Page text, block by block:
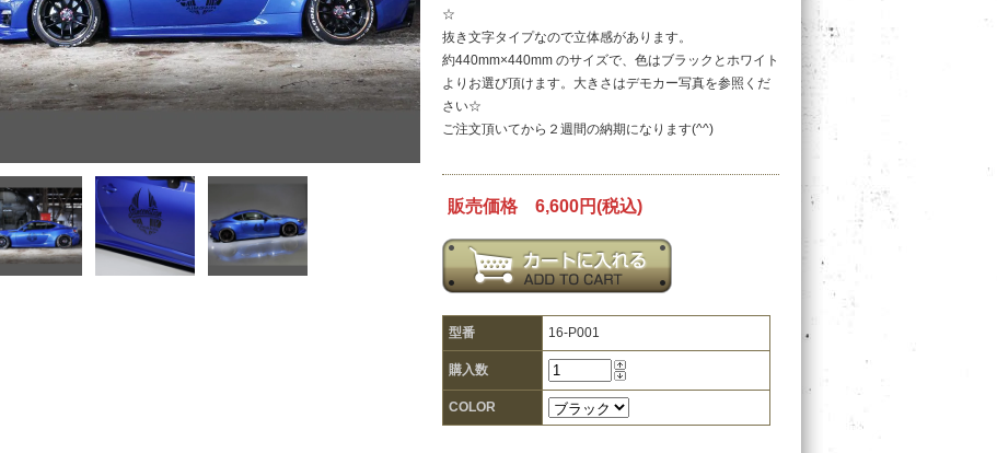
☆
抜き文字タイプなので立体感があります。
約440mm×440mm のサイズで、色はブラックとホワイト
よりお選び頂けます。大きさはデモカー写真を参照くだ
さい☆
ご注文頂いてから２週間の納期になります(^^)
販売価格 6,600円(税込)
型番 16-P001
購入数
COLOR